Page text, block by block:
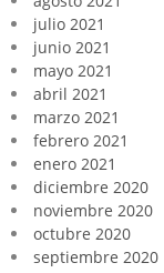
julio 2021
junio 2021
mayo 2021
abril 2021
marzo 2021
febrero 2021
enero 2021
diciembre 2020
noviembre 2020
octubre 2020
septiembre 2020